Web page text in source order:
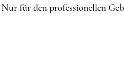
Nur für den professionellen